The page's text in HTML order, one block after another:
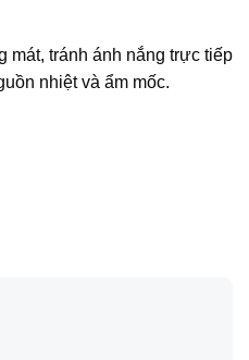
mát, tránh ánh nắng trực tiếp
nhiệt và ẩm mốc.